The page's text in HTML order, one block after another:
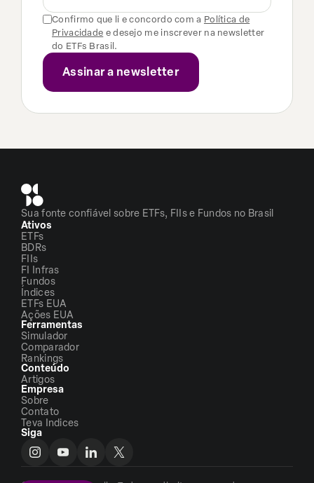
Confirmo que li e concordo com a Política de
Privacidade e desejo me inscrever na newsletter
do ETFs Brasil.
Sua fonte confiável sobre ETFs, FIIs e Fundos no Brasil
Ativos
ETFs
BDRs
FIIs
FI Infras
Fundos
Índices
ETFs EUA
Ações EUA
Ferramentas
Simulador
Comparador
Rankings
Conteúdo
Artigos
Empresa
Sobre
Contato
Teva Indices
Siga